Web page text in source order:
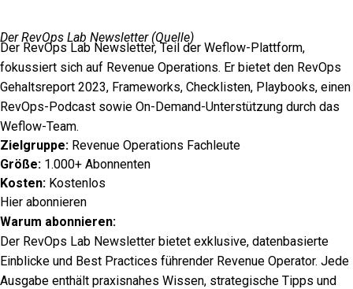
Der RevOps Lab Newsletter (Quelle)
Der RevOps Lab Newsletter, Teil der Weflow-Plattform,
fokussiert sich auf Revenue Operations. Er bietet den RevOps
Gehaltsreport 2023, Frameworks, Checklisten, Playbooks, einen
RevOps-Podcast sowie On-Demand-Unterstützung durch das
Weflow-Team.
Zielgruppe: Revenue Operations Fachleute
Größe: 1.000+ Abonnenten
Kosten: Kostenlos
Hier abonnieren
Warum abonnieren:
Der RevOps Lab Newsletter bietet exklusive, datenbasierte
Einblicke und Best Practices führender Revenue Operator. Jede
Ausgabe enthält praxisnahes Wissen, strategische Tipps und